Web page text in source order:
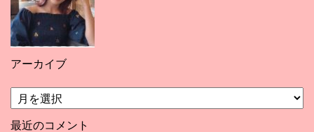
アーカイブ
ア
ー
カ
最近のコメント